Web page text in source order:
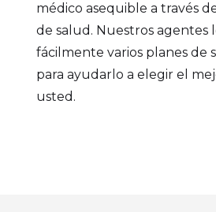
médico asequible a través
de salud. Nuestros agentes
fácilmente varios planes de
para ayudarlo a elegir el
usted.